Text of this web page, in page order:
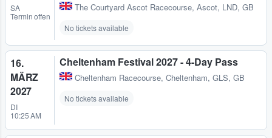
SA
Termin offen
The Courtyard Ascot Racecourse, Ascot, LND, GB
No tickets available
16.
MÄRZ
2027
DI
10:25 AM
Cheltenham Festival 2027 - 4-Day Pass
Cheltenham Racecourse, Cheltenham, GLS, GB
No tickets available